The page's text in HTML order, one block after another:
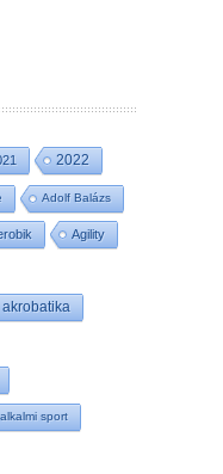
2022
Adolf Balázs
Agility
akrobatika
alkalmi sport